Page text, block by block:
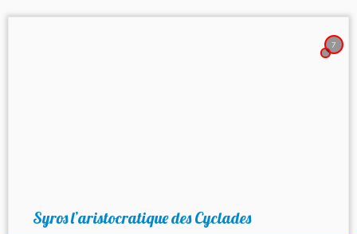
7
Syros l’aristocratique des Cyclades